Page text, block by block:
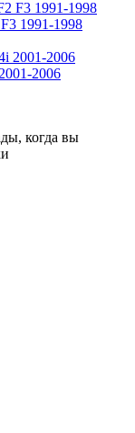
1991-1998
2006
когда вы